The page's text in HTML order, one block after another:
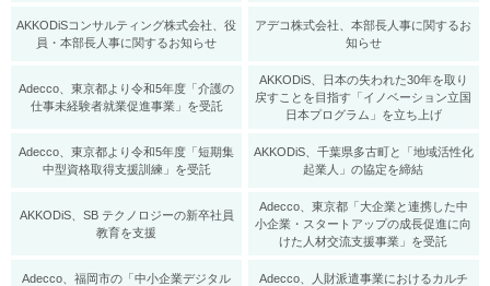
AKKODiSコンサルティング株式会社、役
員・本部長人事に関するお知らせ
アデコ株式会社、本部長人事に関するお
知らせ
Adecco、東京都より令和5年度「介護の
仕事未経験者就業促進事業」を受託
AKKODiS、日本の失われた30年を取り
戻すことを目指す「イノベーション立国
日本プログラム」を立ち上げ
Adecco、東京都より令和5年度「短期集
中型資格取得支援訓練」を受託
AKKODiS、千葉県多古町と「地域活性化
起業人」の協定を締結
AKKODiS、SB テクノロジーの新卒社員
教育を支援
Adecco、東京都「大企業と連携した中
小企業・スタートアップの成長促進に向
けた人材交流支援事業」を受託
Adecco、福岡市の「中小企業デジタル
Adecco、人財派遣事業におけるカルチ